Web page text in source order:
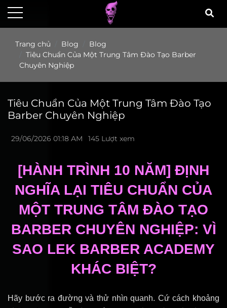
Trang chủ Blog
Blog
Tiêu Chuẩn Của Một Trung Tâm Đào Tạo Barber
Chuyên Nghiệp
Tiêu Chuẩn Của Một Trung Tâm Đào Tạo
Barber Chuyên Nghiệp
29/06/2026 01:18 AM 145 Lượt xem
[HÀNH TRÌNH 10 NĂM] ĐỊNH
NGHĨA LẠI TIÊU CHUẨN CỦA
MỘT TRUNG TÂM ĐÀO TẠO
BARBER CHUYÊN NGHIỆP: VÌ
SAO LEK BARBER ACADEMY
KHÁC BIỆT?
Hãy bước ra đường và thử nhìn quanh. Cứ cách khoảng